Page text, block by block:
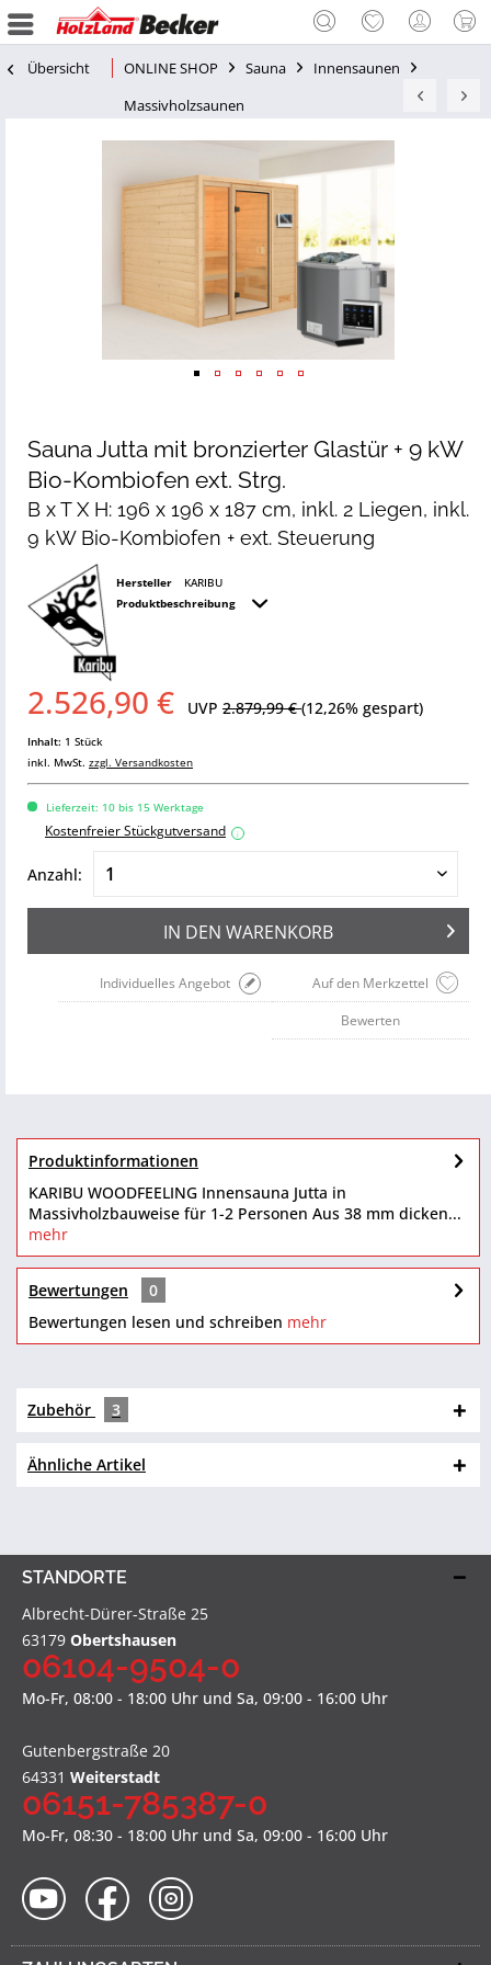
Übersicht ONLINE SHOP Sauna
Innensaunen
Massivholzsaunen
Sauna Jutta mit bronzierter Glastür + 9 kW
Bio-Kombiofen ext. Strg.
B x T X H: 196 x 196 x 187 cm, inkl. 2 Liegen, inkl.
9 kW Bio-Kombiofen + ext. Steuerung
Hersteller
KARIBU
Produktbeschreibung
2.526,90 € UVP 2.879,99 €(12,26% gespart)
Inhalt: 1 Stück
inkl. MwSt. zzgl. Versandkosten
Lieferzeit: 10 bis 15 Werktage
Kostenfreier Stückgutversand i
Anzahl:
IN DEN WARENKORB
Auf den Merkzettel
Individuelles Angebot
Bewerten
Produktinformationen
KARIBU WOODFEELING Innensauna Jutta in
Massivholzbauweise für 1-2 Personen Aus 38 mm dicken...
mehr
Bewertungen
0
Bewertungen lesen und schreiben mehr
Zubehör 3
Ähnliche Artikel
STANDORTE
Albrecht-Dürer-Straße 25
63179 Obertshausen
06104-9504-0
Mo-Fr, 08:00 - 18:00 Uhr und Sa, 09:00 - 16:00 Uhr
Gutenbergstraße 20
64331 Weiterstadt
06151-785387-0
Mo-Fr, 08:30 - 18:00 Uhr und Sa, 09:00 - 16:00 Uhr